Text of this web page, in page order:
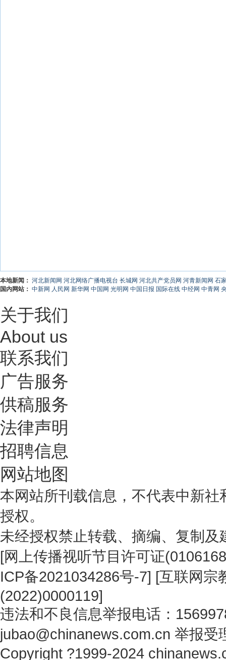
本地新闻： 河北新闻网 河北网络广播电视台 长城网 河北共产党员网 河青新闻网 石
国内网站： 中新网 人民网 新华网 中国网 光明网 中国日报 国际在线 中经网 中青网
关于我们
About us
联系我们
广告服务
供稿服务
法律声明
招聘信息
网站地图
本网站所刊载信息，不代表中新
授权。
未经授权禁止转载、摘编、复制
[网上传播视听节目许可证
ICP备2021034286号-7] [互联网宗
(2022)0000119]
违法和不良信息举报电话：
jubao@chinanews.com.cn 举报受
Copyright ?1999-2024